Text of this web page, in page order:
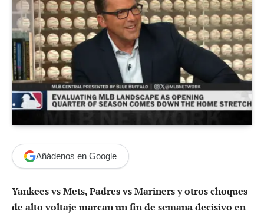
Añádenos en Google
Yankees vs Mets, Padres vs Mariners y otros choques
de alto voltaje marcan un fin de semana decisivo en